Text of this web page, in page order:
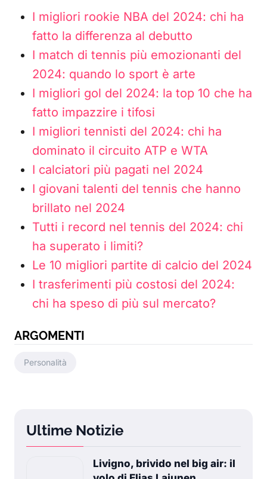
I migliori rookie NBA del 2024: chi ha
fatto la differenza al debutto
I match di tennis più emozionanti del
2024: quando lo sport è arte
I migliori gol del 2024: la top 10 che ha
fatto impazzire i tifosi
I migliori tennisti del 2024: chi ha
dominato il circuito ATP e WTA
I calciatori più pagati nel 2024
I giovani talenti del tennis che hanno
brillato nel 2024
Tutti i record nel tennis del 2024: chi
ha superato i limiti?
Le 10 migliori partite di calcio del 2024
I trasferimenti più costosi del 2024:
chi ha speso di più sul mercato?
ARGOMENTI
Personalità
Ultime Notizie
Livigno, brivido nel big air: il